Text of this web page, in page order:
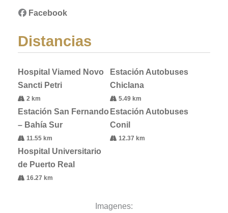
Facebook
Distancias
Hospital Viamed Novo
Sancti Petri
2 km
Estación Autobuses
Chiclana
5.49 km
Estación San Fernando
– Bahía Sur
11.55 km
Estación Autobuses
Conil
12.37 km
Hospital Universitario
de Puerto Real
16.27 km
Imagenes: